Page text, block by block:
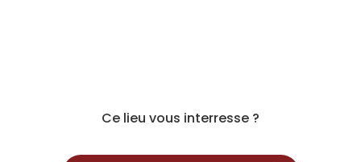
Ce lieu vous interresse ?